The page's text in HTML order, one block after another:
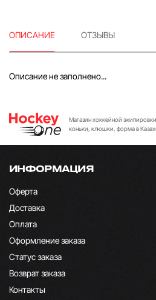
ОПИСАНИЕ ОТЗЫВЫ
Описание не заполнено...
Магазин хоккейной
коньки, клюшки, форма в
ИНФОРМАЦИЯ
Оферта
Доставка
Оплата
Оформление заказа
Статус заказа
Возврат заказа
Контакты